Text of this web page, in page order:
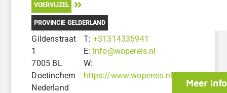
VOERVIJZEL
PROVINCIE GELDERLAND
Gildenstraat
1
7005 BL
Doetinchem
Nederland
T: +31314335941
E: info@wopereis.nl
W:
https://www.wopereis.nl
Meer